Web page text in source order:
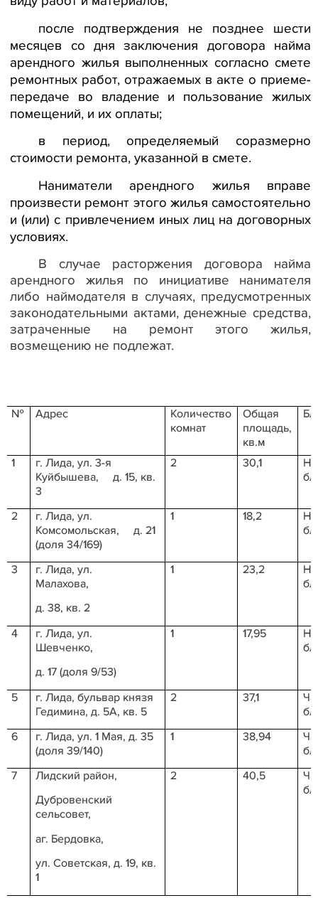
после подтверждения не позднее шести
месяцев со дня заключения договора найма
арендного жилья выполненных согласно смете
ремонтных работ, отражаемых в акте о приеме-
передаче во владение и пользование жилых
помещений, и их оплаты;
в период, определяемый соразмерно
стоимости ремонта, указанной в смете.
Наниматели арендного жилья вправе
произвести ремонт этого жилья самостоятельно
и (или) с привлечением иных лиц на договорных
условиях.
В случае расторжения договора найма
арендного жилья по инициативе нанимателя
либо наймодателя в случаях, предусмотренных
законодательными актами, денежные средства,
затраченные на ремонт этого жилья,
возмещению не подлежат.
№ Адрес
Количество
комнат
Общая
площадь,
кв.м
1
г. Лида, ул. 3-я
Куйбышева,
д. 15, кв.
3
2 30,1
Не
2
г. Лида, ул.
Комсомольская,
д. 21
(доля 34/169)
1 18,2
Не
3
г. Лида, ул.
Малахова,
д. 38, кв. 2
1 23,2
Не
4
г. Лида, ул.
Шевченко,
д. 17 (доля 9/53)
1 17,95
Не
5
г. Лида, бульвар князя
Гедимина, д. 5А, кв. 5
2 37,1
6
г. Лида, ул. 1 Мая, д. 35
(доля 39/140)
1 38,94
7
Лидский район,
Дубровенский
сельсовет,
аг. Бердовка,
ул. Советская, д. 19, кв.
1
2 40,5